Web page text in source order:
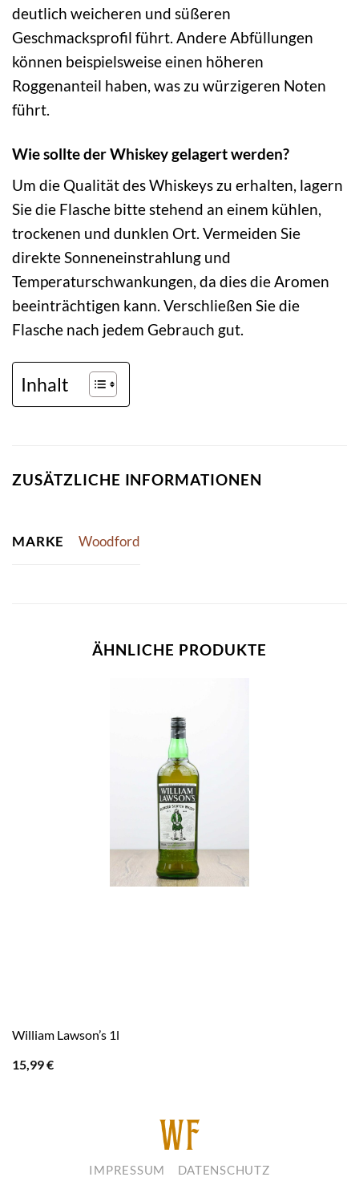
deutlich weicheren und süßeren
Geschmacksprofil führt. Andere Abfüllungen
können beispielsweise einen höheren
Roggenanteil haben, was zu würzigeren Noten
führt.
Wie sollte der Whiskey gelagert werden?
Um die Qualität des Whiskeys zu erhalten, lagern
Sie die Flasche bitte stehend an einem kühlen,
trockenen und dunklen Ort. Vermeiden Sie
direkte Sonneneinstrahlung und
Temperaturschwankungen, da dies die Aromen
beeinträchtigen kann. Verschließen Sie die
Flasche nach jedem Gebrauch gut.
Inhalt
ZUSÄTZLICHE INFORMATIONEN
MARKE Woodford
ÄHNLICHE PRODUKTE
William Lawson’s 1l
15,99€
IMPRESSUM DATENSCHUTZ